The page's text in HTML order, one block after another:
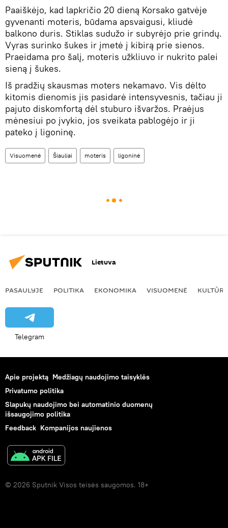
Paaiškėjo, kad lapkričio 20 dieną Korsako gatvėje
gyvenanti moteris, būdama apsvaigusi, kliudė
balkono duris. Stiklas sudužo ir subyrėjo prie grindų.
Vyras surinko šukes ir įmetė į kibirą prie sienos.
Praeidama pro šalį, moteris užkliuvo ir nukrito palei
sieną į šukes.
Iš pradžių skausmas moters nekamavo. Vis dėlto
kitomis dienomis jis pasidarė intensyvesnis, tačiau ji
pajuto diskomfortą dėl stuburo išvaržos. Praėjus
mėnesiui po įvykio, jos sveikata pablogėjo ir ji
pateko į ligoninę.
Visuomenė Šiauliai moteris ligoninė
Lietuva
PASAULYJE POLITIKA EKONOMIKA VISUOMENĖ KULTŪRA
Telegram
Apie projektą Medžiagų naudojimo taisyklės
Privatumo politika
Slapukų naudojimo bei automatinio duomenų
išsaugojimo politika
Feedback Kompanijos naujienos
© 2026 Sputnik Visos teisės saugomos. 18+